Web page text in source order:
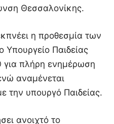
Θεσσαλονίκης.
η προθεσμία των
Υπουργείο Παιδείας
για πλήρη ενημέρωση
αναμένεται
την υπουργό Παιδείας.
ανοιχτό το